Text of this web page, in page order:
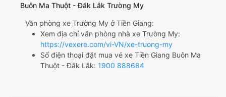
Buôn Ma Thuột - Đắk Lắk Trường My
Văn phòng xe Trường My ở Tiền Giang:
Xem địa chỉ văn phòng nhà xe Trường My:
https://vexere.com/vi-VN/xe-truong-my
Số điện thoại đặt mua vé xe Tiền Giang Buôn Ma
Thuột - Đắk Lắk: 1900 888684